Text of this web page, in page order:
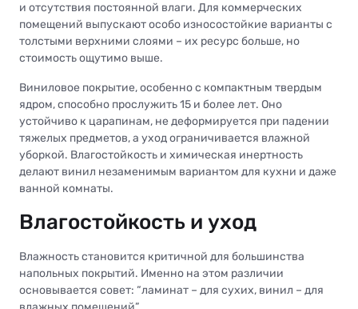
и отсутствия постоянной влаги. Для коммерческих
помещений выпускают особо износостойкие варианты с
толстыми верхними слоями – их ресурс больше, но
стоимость ощутимо выше.
Виниловое покрытие, особенно с компактным твердым
ядром, способно прослужить 15 и более лет. Оно
устойчиво к царапинам, не деформируется при падении
тяжелых предметов, а уход ограничивается влажной
уборкой. Влагостойкость и химическая инертность
делают винил незаменимым вариантом для кухни и даже
ванной комнаты.
Влагостойкость и уход
Влажность становится критичной для большинства
напольных покрытий. Именно на этом различии
основывается совет: “ламинат – для сухих, винил – для